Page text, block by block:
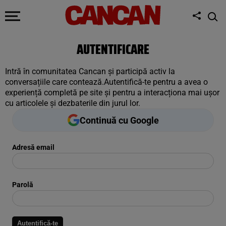
AUTENTIFICARE
Intră în comunitatea Cancan și participă activ la
conversațiile care contează.Autentifică-te pentru a avea o
experiență completă pe site și pentru a interacționa mai ușor
cu articolele și dezbaterile din jurul lor.
Continuă cu Google
Adresă email
Parolă